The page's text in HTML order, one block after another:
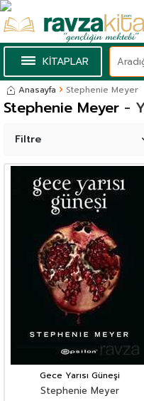
KİTAPLAR
Anasayfa Stephenie Meyer
-
Stephenie Meyer
Filtre
Gece Yarısı Güneşi
Stephenie Meyer